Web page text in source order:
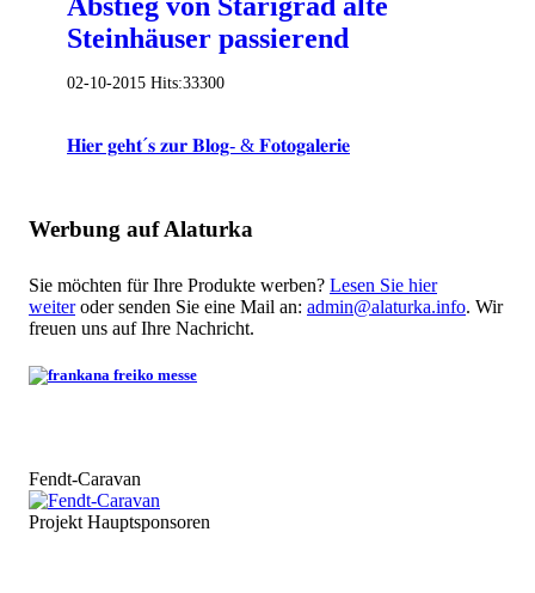
Abstieg von Starigrad alte
Steinhäuser passierend
02-10-2015 Hits:33300
𝐇𝐢𝐞𝐫 𝐠𝐞𝐡𝐭´𝐬 𝐳𝐮𝐫 𝐁𝐥𝐨𝐠- & 𝐅𝐨𝐭𝐨𝐠𝐚𝐥𝐞𝐫𝐢𝐞
Werbung auf Alaturka
Sie möchten für Ihre Produkte werben? Lesen Sie hier
weiteroder senden Sie eine Mail an: admin@alaturka.info. Wir
freuen uns auf Ihre Nachricht.
Fendt-Caravan
Projekt Hauptsponsoren